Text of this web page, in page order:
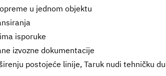
u jednom objektu
isporuke
izvozne dokumentacije
postojeće linije, Taruk nudi tehničku